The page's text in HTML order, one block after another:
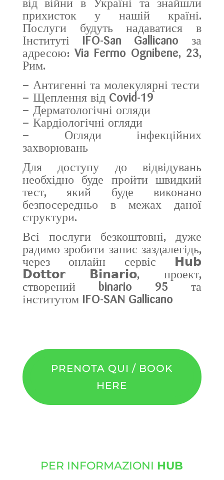
від війни в Україні та знайшли
прихисток у нашій країні.
Послуги будуть надаватися в
Інституті IFO-San Gallicano за
адресою: Via Fermo Ognibene, 23,
Рим.
– Антигенні та молекулярні тести
– Щеплення від Covid-19
– Дерматологічні огляди
– Кардіологічні огляди
– Огляди інфекційних
захворювань
Для доступу до відвідувань
необхідно буде пройти швидкий
тест, який буде виконано
безпосередньо в межах даної
структури.
Всі послуги безкоштовні, дуже
радимо зробити запис заздалегідь,
через онлайн сервіс 𝗛𝘂𝗯
𝗗𝗼𝘁𝘁𝗼𝗿 𝗕𝗶𝗻𝗮𝗿𝗶𝗼, проект,
створений binario 95 та
інститутом IFO-SAN Gallicano
PRENOTA QUI / BOOK
HERE
PER INFORMAZIONI HUB